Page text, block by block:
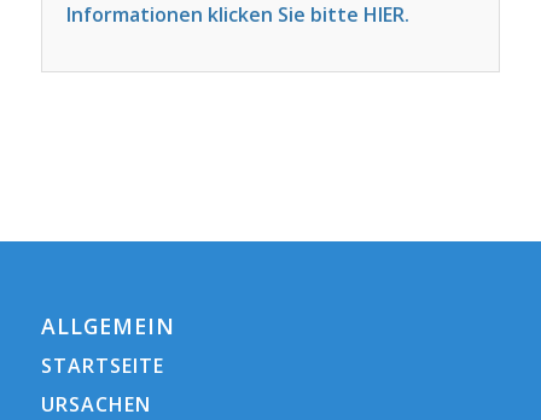
Informationen klicken Sie bitte HIER.
ALLGEMEIN
STARTSEITE
URSACHEN